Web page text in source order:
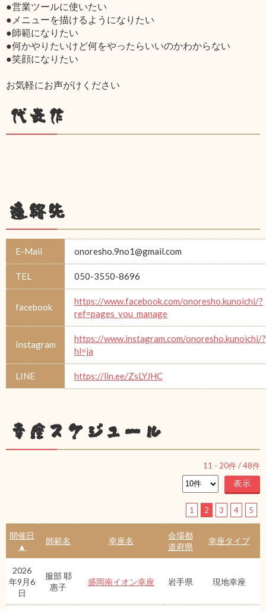
●営業ツールに使いたい
●メニューを描けるようになりたい
●師範になりたい
●何かやりたいけど何をやったらいいのかわからない
●笑顔になりたい
お気軽にお声がけください
代表作
連絡先
E-Mail onoresho.9no1@gmail.com
TEL 050-3550-8696
facebook
https://www.facebook.com/onoresho.kunoichi/?
ref=pages_you_manage
Instagram
https://www.instagram.com/onoresho.kunoichi/?
hl=ja
LINE https://lin.ee/ZsLYJHC
幸座スケジュール
11 - 20件 /48件
1 2 3 4 5
開催日
▲
師範名 幸座名
会場都
道府県
幸座タイプ
2026
年9月6
日
服部 耶
惠子
盛岡南イオン幸座 岩手県 現地幸座